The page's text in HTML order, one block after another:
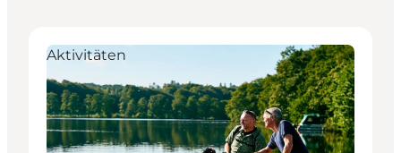
Aktivitäten